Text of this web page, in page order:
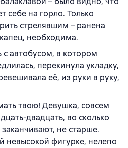
себе на горло. Только
стрелявшим – ранена
необходима.
автобусом, в котором
перекинула укладку,
её, из руки в руку,
твою! Девушка, совсем
двадцать, во сколько
не старше.
невысокой фигурке, нелепо